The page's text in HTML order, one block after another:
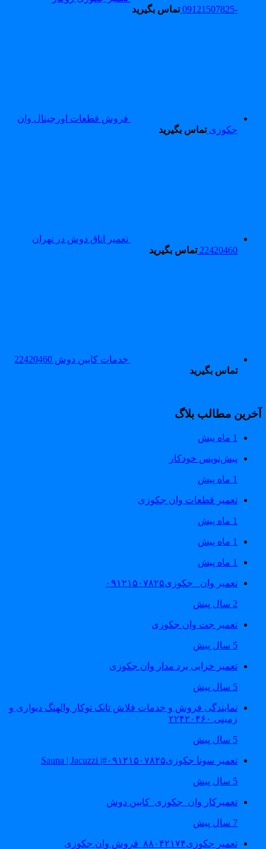
تماس بگیرید
فروش قطعات اورجینال وان
جکوزی تماس بگیرید
تعمیر اتاق دوش در تهران
22420460 تماس بگیرید
خدمات کابین دوش 22420460
تماس بگیرید
مطالب بلاگ
1 ماه پیش
پیش‌نویس خودکار
تعمیر قطعات وان جکوزی
1 ماه پیش
1 ماه پیش
تعمیر وان _جکوزی۰۹۱۲۱۵۰۷۸۲۵
تعمیر جت وان جکوزی
تعمیر خرابی برد مدار وان جکوزی
نمایندگی فروش و خدمات فلاش تانک توکار والهنگ دیواری و
زمینی ۲۲۴۲۰۴۶۰
تعمیر سونا جکوزی۰۹۱۲۱۵۰۷۸۲۵#| Sauna | Jacuzzi
تعمیرکار وان_جکوزی_کابین دوش
تعمیر جکوزی۸۸۰۴۲۱۷۴_فروش وان جکوزی